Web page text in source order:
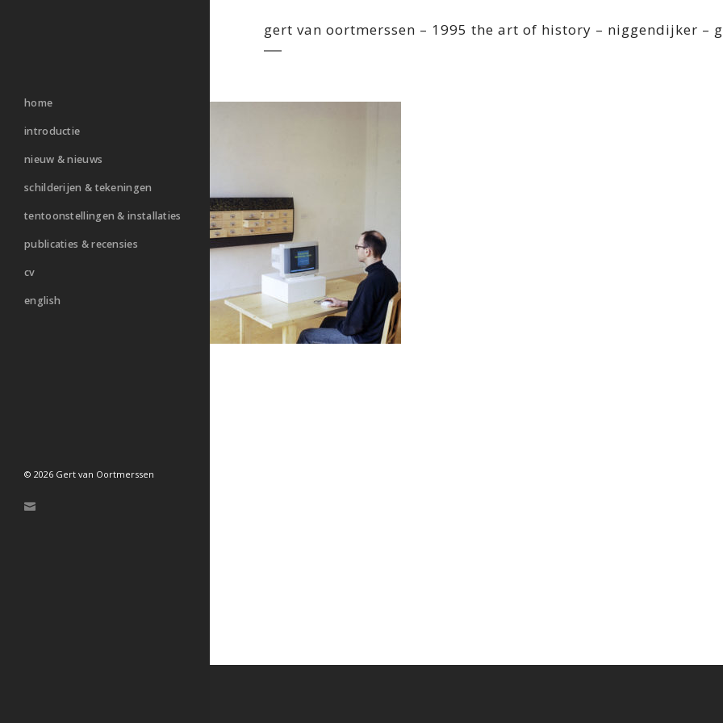
home
introductie
nieuw & nieuws
schilderijen & tekeningen
tentoonstellingen & installaties
publicaties & recensies
cv
english
© 2026 Gert van Oortmerssen
gert van oortmerssen – 1995 the art of history – niggendijker –